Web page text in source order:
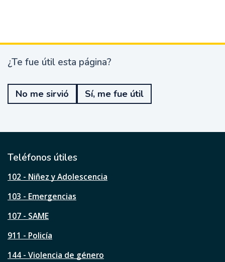
¿
e
u
t
l
s
a
á
i
a
¿Te fue útil esta página?
No me sirvió Sí, me fue útil
Teléfonos útiles
102 - Niñez y Adolescencia
103 - Emergencias
107 - SAME
911 - Policía
144 - Violencia de género